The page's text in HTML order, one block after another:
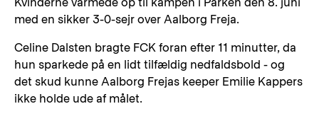
med en sikker 3-0-sejr over Aalborg Freja.
Celine Dalsten bragte FCK foran efter 11 minutter, da
hun sparkede på en lidt tilfældig nedfaldsbold - og
det skud kunne Aalborg Frejas keeper Emilie Kappers
ikke holde ude af målet.